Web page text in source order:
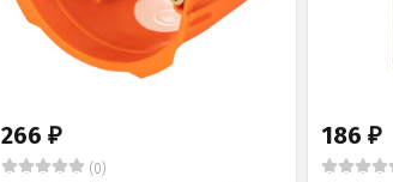
266 ₽
(0)
186 ₽